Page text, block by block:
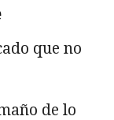
de lo